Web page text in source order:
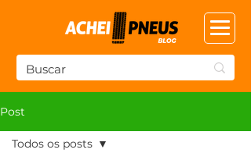
Post
Todos os posts